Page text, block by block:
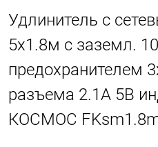
Удлинитель с
5х1.8м с заземл.
предохранителем
разъема 2.1А 5В
КОСМОС